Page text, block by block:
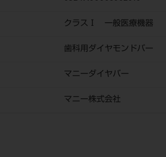
クラスⅠ 一般医療機器
歯科用ダイヤモンドバー
マニーダイヤバー
マニー株式会社